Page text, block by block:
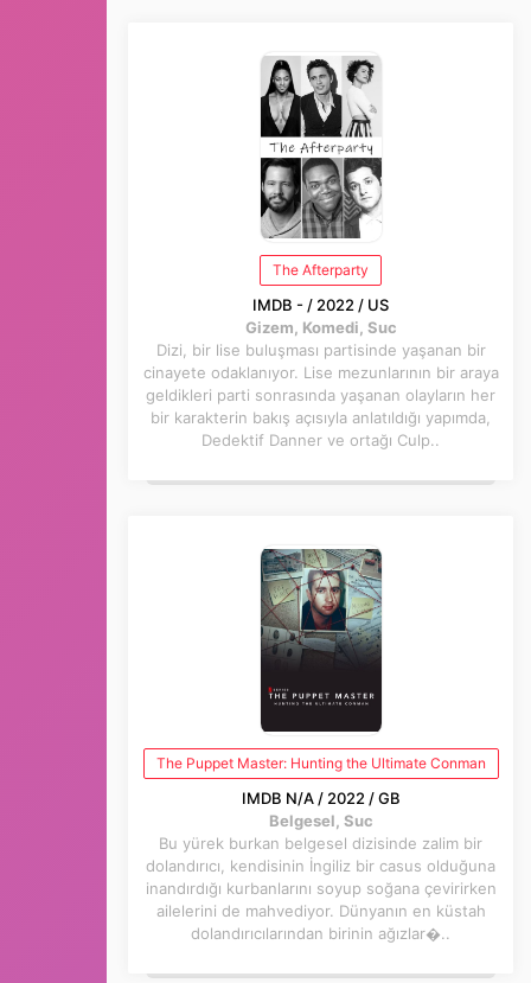
The Afterparty
IMDB - / 2022 / US
Gizem, Komedi, Suc
Dizi, bir lise buluşması partisinde yaşanan bir
cinayete odaklanıyor. Lise mezunlarının bir araya
geldikleri parti sonrasında yaşanan olayların her
bir karakterin bakış açısıyla anlatıldığı yapımda,
Dedektif Danner ve ortağı Culp..
The Puppet Master: Hunting the Ultimate Conman
IMDB N/A / 2022 / GB
Belgesel, Suc
Bu yürek burkan belgesel dizisinde zalim bir
dolandırıcı, kendisinin İngiliz bir casus olduğuna
inandırdığı kurbanlarını soyup soğana çevirirken
ailelerini de mahvediyor. Dünyanın en küstah
dolandırıcılarından birinin ağızlar�..